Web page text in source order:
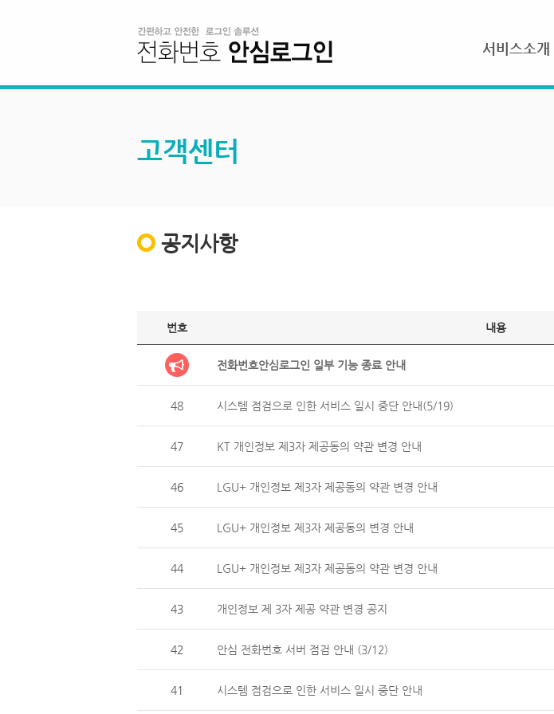
서비스소개
고객센터
공지사항
번호 내용
전화번호안심로그인 일부 기능 종료 안내
48 시스템 점검으로 인한 서비스 일시 중단 안내(5/19)
47 KT 개인정보 제3자 제공동의 약관 변경 안내
46 LGU+ 개인정보 제3자 제공동의 약관 변경 안내
45 LGU+ 개인정보 제3자 제공동의 변경 안내
44 LGU+ 개인정보 제3자 제공동의 약관 변경 안내
43 개인정보 제 3자 제공 약관 변경 공지
42 안심 전화번호 서버 점검 안내 (3/12)
41 시스템 점검으로 인한 서비스 일시 중단 안내